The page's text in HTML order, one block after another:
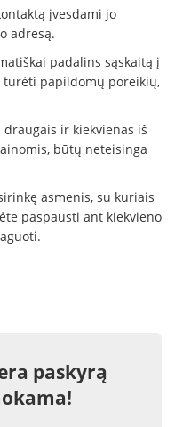
įvesdami jo
adresą.
padalins sąskaitą į
turėti papildomų poreikių,
draugais ir kiekvienas iš
būtų neteisinga
asmenis, su kuriais
paspausti ant kiekvieno
paskyrą